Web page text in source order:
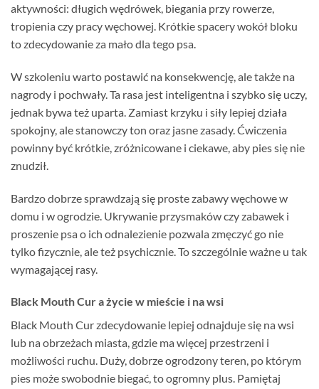
aktywności: długich wędrówek, biegania przy rowerze,
tropienia czy pracy węchowej. Krótkie spacery wokół bloku
to zdecydowanie za mało dla tego psa.
W szkoleniu warto postawić na konsekwencję, ale także na
nagrody i pochwały. Ta rasa jest inteligentna i szybko się uczy,
jednak bywa też uparta. Zamiast krzyku i siły lepiej działa
spokojny, ale stanowczy ton oraz jasne zasady. Ćwiczenia
powinny być krótkie, zróżnicowane i ciekawe, aby pies się nie
znudził.
Bardzo dobrze sprawdzają się proste zabawy węchowe w
domu i w ogrodzie. Ukrywanie przysmaków czy zabawek i
proszenie psa o ich odnalezienie pozwala zmęczyć go nie
tylko fizycznie, ale też psychicznie. To szczególnie ważne u tak
wymagającej rasy.
Black Mouth Cur a życie w mieście i na wsi
Black Mouth Cur zdecydowanie lepiej odnajduje się na wsi
lub na obrzeżach miasta, gdzie ma więcej przestrzeni i
możliwości ruchu. Duży, dobrze ogrodzony teren, po którym
pies może swobodnie biegać, to ogromny plus. Pamiętaj